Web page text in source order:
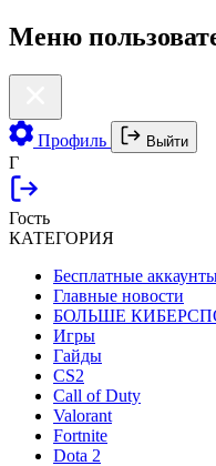
Меню
Профиль Выйти
Г
Гость
КАТЕГОРИЯ
Бесплатные
Главные новости
БОЛЬШЕ
Игры
Гайды
CS2
Call of Duty
Valorant
Fortnite
Dota 2